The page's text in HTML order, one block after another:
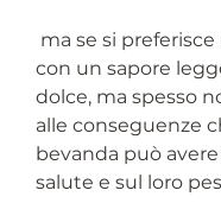
con un sapore
dolce, ma spesso
alle conseguenze
bevanda può
salute e sul loro